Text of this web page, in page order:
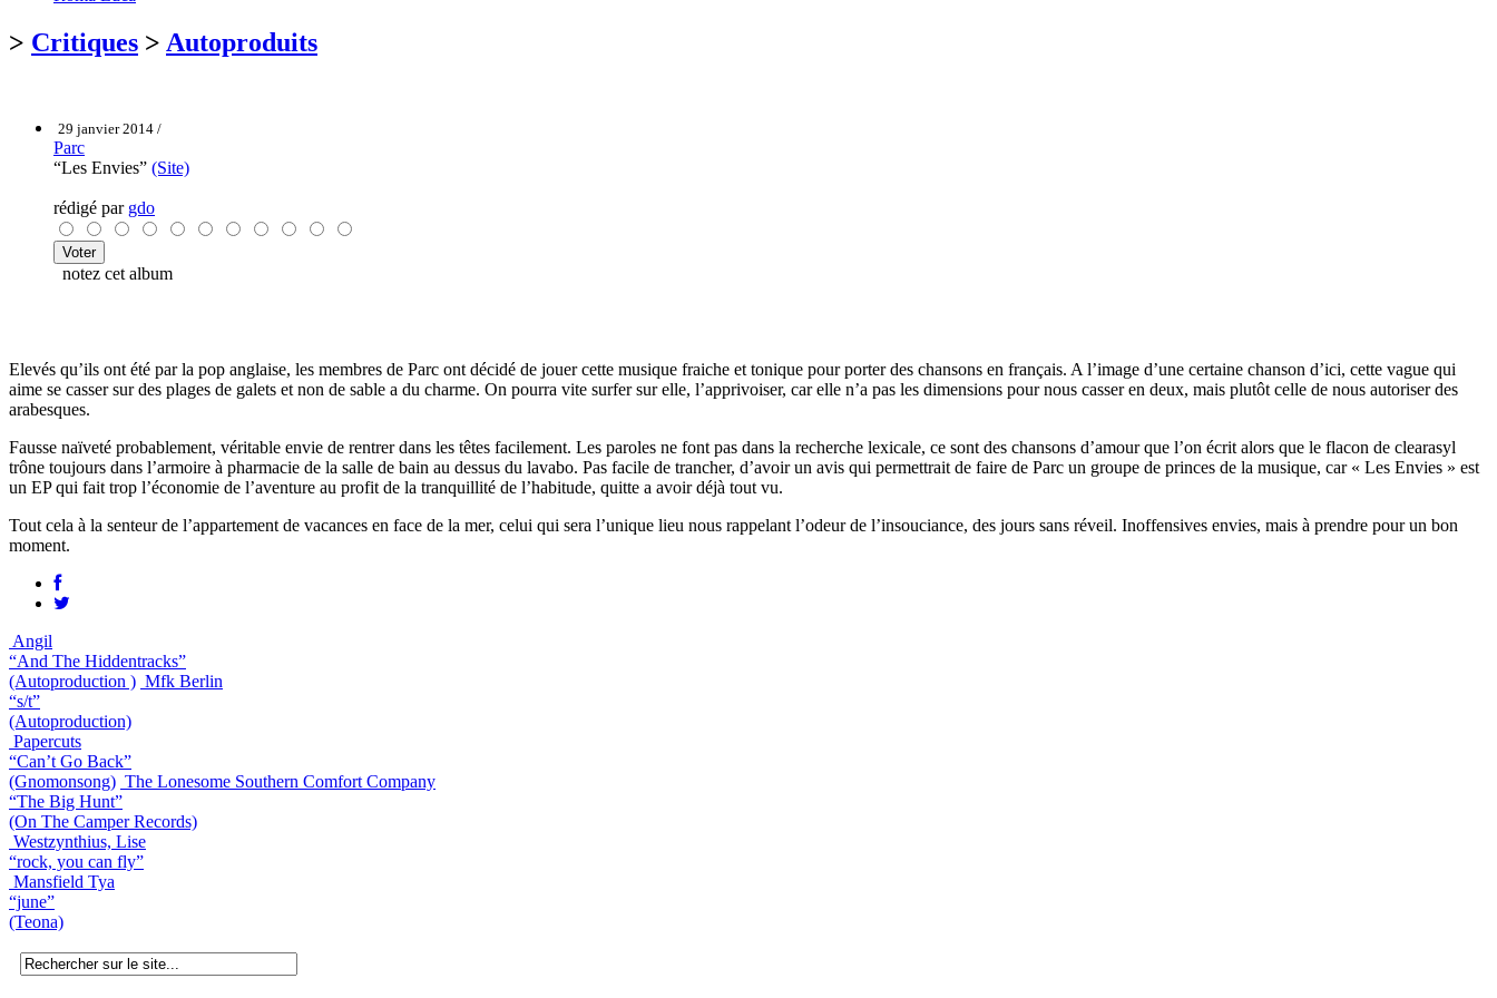
> Critiques > Autoproduits
29 janvier 2014 /
Parc
“Les Envies” (Site)
rédigé par gdo
notez cet album
Elevés qu’ils ont été par la pop anglaise, les membres de Parc ont décidé de jouer cette musique fraiche et tonique pour porter des chansons en français. A l’image d’une certaine chanson d’ici, cette vague qui
aime se casser sur des plages de galets et non de sable a du charme. On pourra vite surfer sur elle, l’apprivoiser, car elle n’a pas les dimensions pour nous casser en deux, mais plutôt celle de nous autoriser des
arabesques.
Fausse naïveté probablement, véritable envie de rentrer dans les têtes facilement. Les paroles ne font pas dans la recherche lexicale, ce sont des chansons d’amour que l’on écrit alors que le flacon de clearasyl
trône toujours dans l’armoire à pharmacie de la salle de bain au dessus du lavabo. Pas facile de trancher, d’avoir un avis qui permettrait de faire de Parc un groupe de princes de la musique, car « Les Envies » est
un EP qui fait trop l’économie de l’aventure au profit de la tranquillité de l’habitude, quitte a avoir déjà tout vu.
Tout cela à la senteur de l’appartement de vacances en face de la mer, celui qui sera l’unique lieu nous rappelant l’odeur de l’insouciance, des jours sans réveil. Inoffensives envies, mais à prendre pour un bon
moment.
Angil
“And The Hiddentracks”
(Autoproduction ) Mfk Berlin
“s/t”
(Autoproduction)
Papercuts
“Can’t Go Back”
(Gnomonsong) The Lonesome Southern Comfort Company
“The Big Hunt”
(On The Camper Records)
Westzynthius, Lise
“rock, you can fly”
Mansfield Tya
“june”
(Teona)